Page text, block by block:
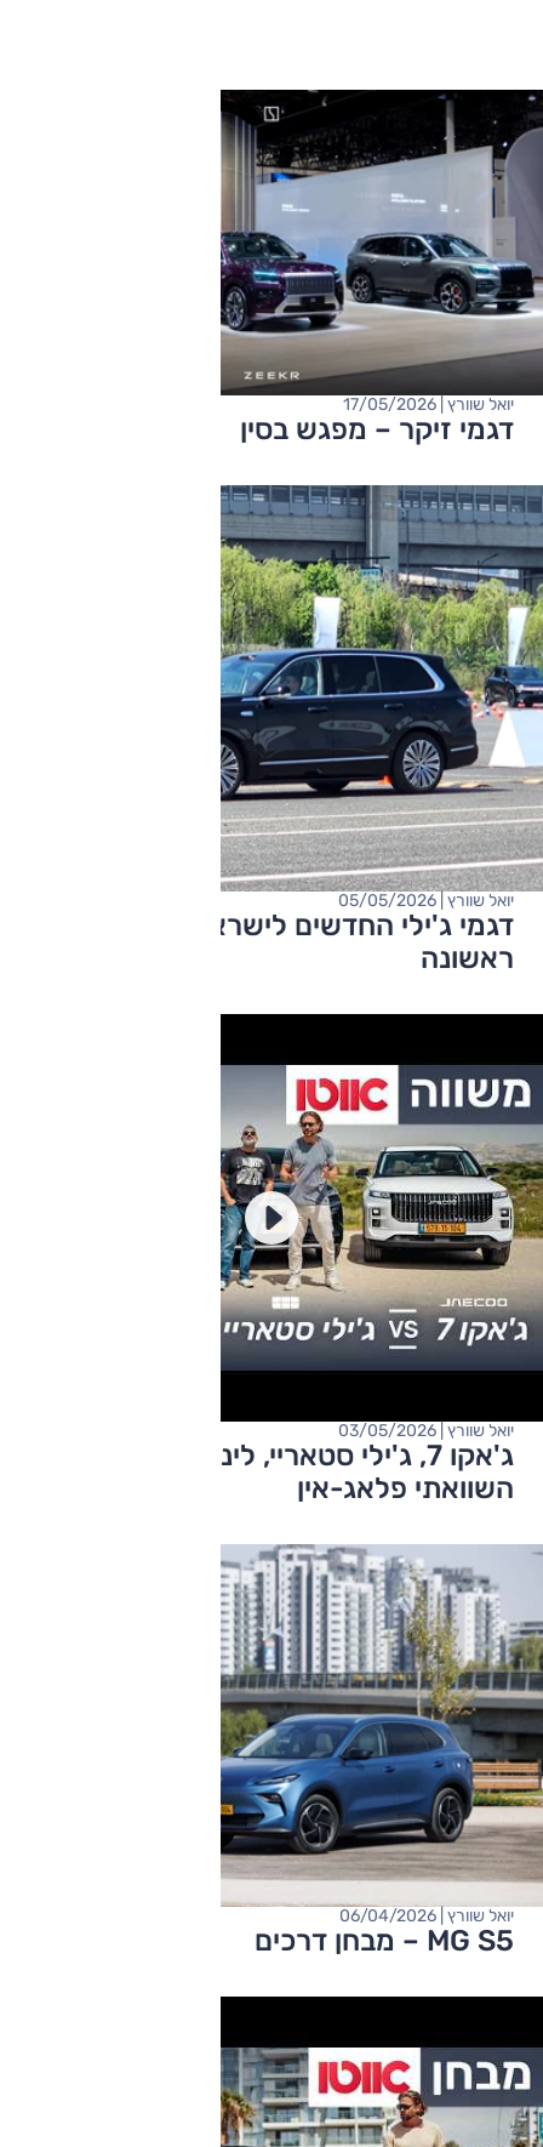
דגמי זיקר – מפגש בסין
יואל שוורץ | 17/05/2026
דגמי ג'ילי החדשים לישראל – התרשמות
ראשונה
יואל שוורץ | 05/05/2026
השוואתי פלאג-אין
יואל שוורץ | 03/05/2026
MG S5 – מבחן דרכים
יואל שוורץ | 06/04/2026